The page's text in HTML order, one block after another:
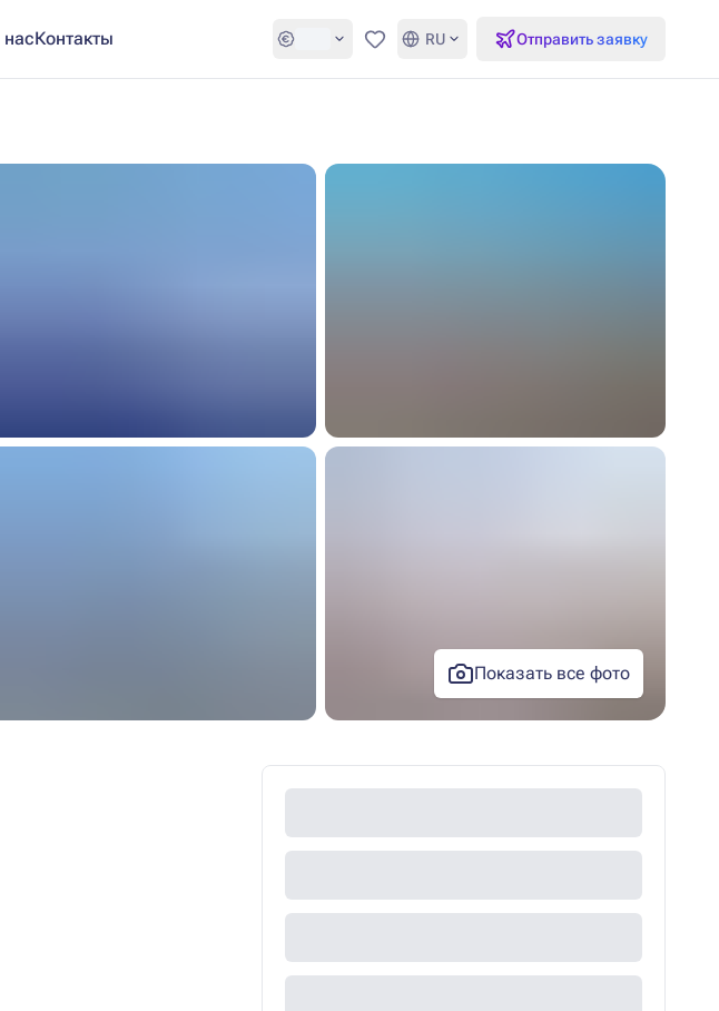
Контакты Избранное
RU Отправить заявку
Показать все фото